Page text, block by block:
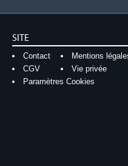
SITE
Contact
Mentions
CGV
Vie privée
Paramètres Cookies